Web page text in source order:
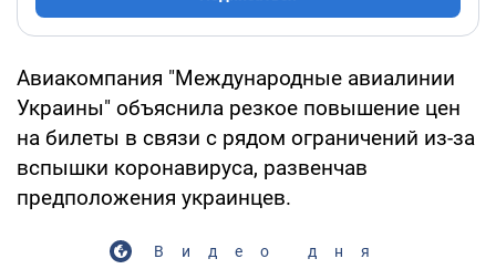
Авиакомпания "Международные авиалинии
Украины" объяснила резкое повышение цен
на билеты в связи с рядом ограничений из-за
вспышки коронавируса, развенчав
предположения украинцев.
Видео дня